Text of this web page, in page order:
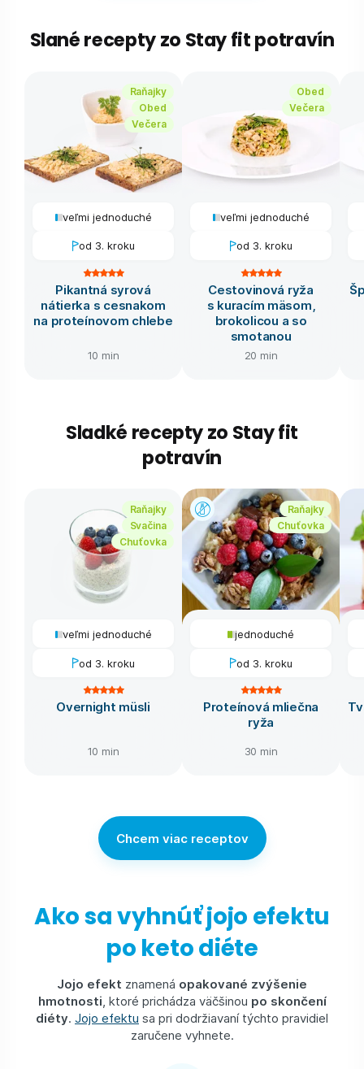
Slané recepty zo Stay fit potravín
Raňajky
Obed
Večera
veľmi jednoduché
od 3. kroku
Pikantná syrová
nátierka s cesnakom
na proteínovom chlebe
10 min
Obed
Večera
veľmi jednoduché
od 3. kroku
Cestovinová ryža
s kuracím mäsom,
brokolicou a so
smotanou
20 min
Sladké recepty zo Stay fit
potravín
Raňajky
Svačina
Chuťovka
veľmi jednoduché
od 3. kroku
Overnight müsli
10 min
Raňajky
Chuťovka
jednoduché
od 3. kroku
Proteínová mliečna
ryža
30 min
Chcem viac receptov
Ako sa vyhnúť jojo efektu
po keto diéte
Jojo efekt znamená opakované zvýšenie
hmotnosti, ktoré prichádza väčšinou po skončení
diéty. Jojo efektu sa pri dodržiavaní týchto pravidiel
zaručene vyhnete.